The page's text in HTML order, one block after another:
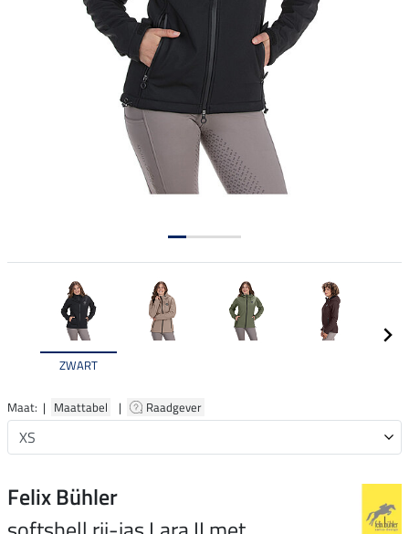
ZWART
Maat: | Maattabel | Raadgever
Felix Bühler